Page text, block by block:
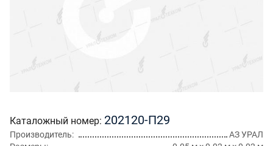
Каталожный номер 202120-П29
Производитель
АЗ УРАЛ